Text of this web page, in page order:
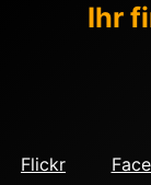
Ihr
Flickr